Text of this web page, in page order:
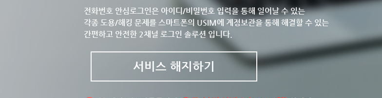
전화번호 안심로그인은 아이디/비밀번호 입력을 통해 일어날 수 있는
각종 도용/해킹 문제를 스마트폰의 USIM에 계정보관을 통해 해결할 수 있는
간편하고 안전한 2채널 로그인 솔루션 입니다.
서비스 해지하기